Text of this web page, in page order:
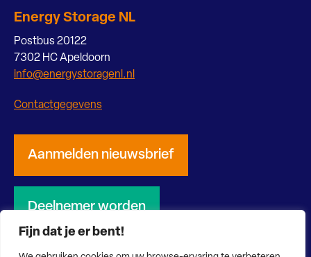
Fijn dat je er bent!
Energy Storage NL
Postbus 20122
7302 HC Apeldoorn
info@energystoragenl.nl
Contactgegevens
Aanmelden nieuwsbrief
Deelnemer worden